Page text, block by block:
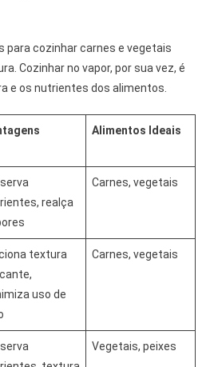
para cozinhar carnes e vegetais
Cozinhar no vapor, por sua vez, é
e os nutrientes dos alimentos.
Alimentos Ideais
realça
Carnes, vegetais
textura
uso de
Carnes, vegetais
Vegetais, peixes